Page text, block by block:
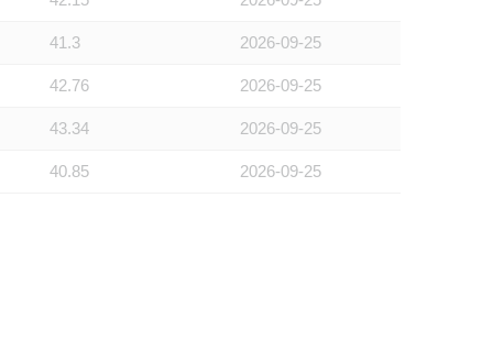
41.3 2026-09-25
42.76 2026-09-25
43.34 2026-09-25
40.85 2026-09-25